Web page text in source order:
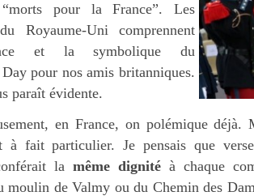
pour la France”. Les
Royaume-Uni comprennent
et la symbolique du
pour nos amis britanniques.
paraît évidente.
en France, on polémique
à fait particulier. Je pensais que
la même dignité à chaque
moulin de Valmy ou du Chemin des